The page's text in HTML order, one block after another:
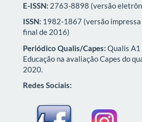
E-ISSN: 2763-8898 (versão
ISSN: 1982-1867 (versão
final de 2016)
Periódico Qualis/Capes: Qualis A1
Educação na avaliação Capes do
2020.
Redes Sociais: